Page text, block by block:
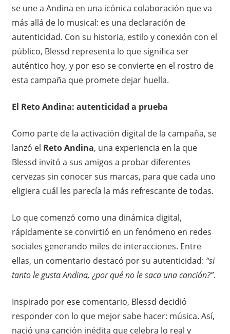
se une a Andina en una icónica colaboración que va
más allá de lo musical: es una declaración de
autenticidad. Con su historia, estilo y conexión con el
público, Blessd representa lo que significa ser
auténtico hoy, y por eso se convierte en el rostro de
esta campaña que promete dejar huella.
El Reto Andina: autenticidad a prueba
Como parte de la activación digital de la campaña, se
lanzó el Reto Andina, una experiencia en la que
Blessd invitó a sus amigos a probar diferentes
cervezas sin conocer sus marcas, para que cada uno
eligiera cuál les parecía la más refrescante de todas.
Lo que comenzó como una dinámica digital,
rápidamente se convirtió en un fenómeno en redes
sociales generando miles de interacciones. Entre
ellas, un comentario destacó por su autenticidad: “si
tanto le gusta Andina, ¿por qué no le saca una canción?”.
Inspirado por ese comentario, Blessd decidió
responder con lo que mejor sabe hacer: música. Así,
nació una canción inédita que celebra lo real y